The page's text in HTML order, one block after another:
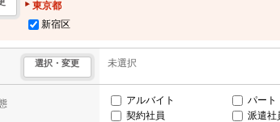
東京都
新宿区
選択・変更 未選択
アルバイト パート
契約社員
派遣社